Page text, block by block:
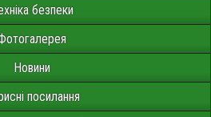
безпеки
Новини
посилання